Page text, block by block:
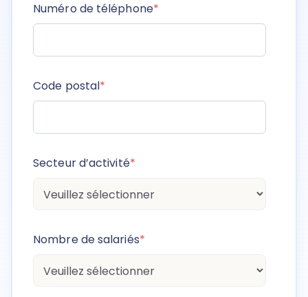
Numéro de téléphone*
Code postal*
Secteur d’activité*
Nombre de salariés*